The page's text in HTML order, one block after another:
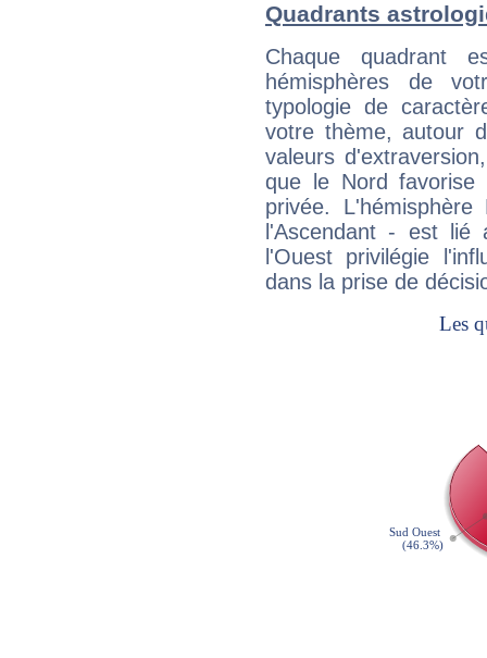
Quadrants
Chaque quadrant
hémisphères de
typologie de
votre thème, autour
valeurs
que le Nord favorise
privée.
l'Ascendant - est
l'Ouest privilégie
dans la prise de